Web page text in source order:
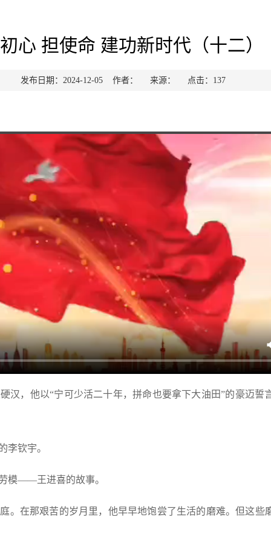
心 担使命 建功新时代（十二）
发布日期：2024-12-05 作者： 来源： 点击： 137
汉，他以“宁可少活二十年，拼命也要拿下大油田”的豪迈
李钦宇。
模——王进喜的故事。
。在那艰苦的岁月里，他早早地饱尝了生活的磨难。但这些